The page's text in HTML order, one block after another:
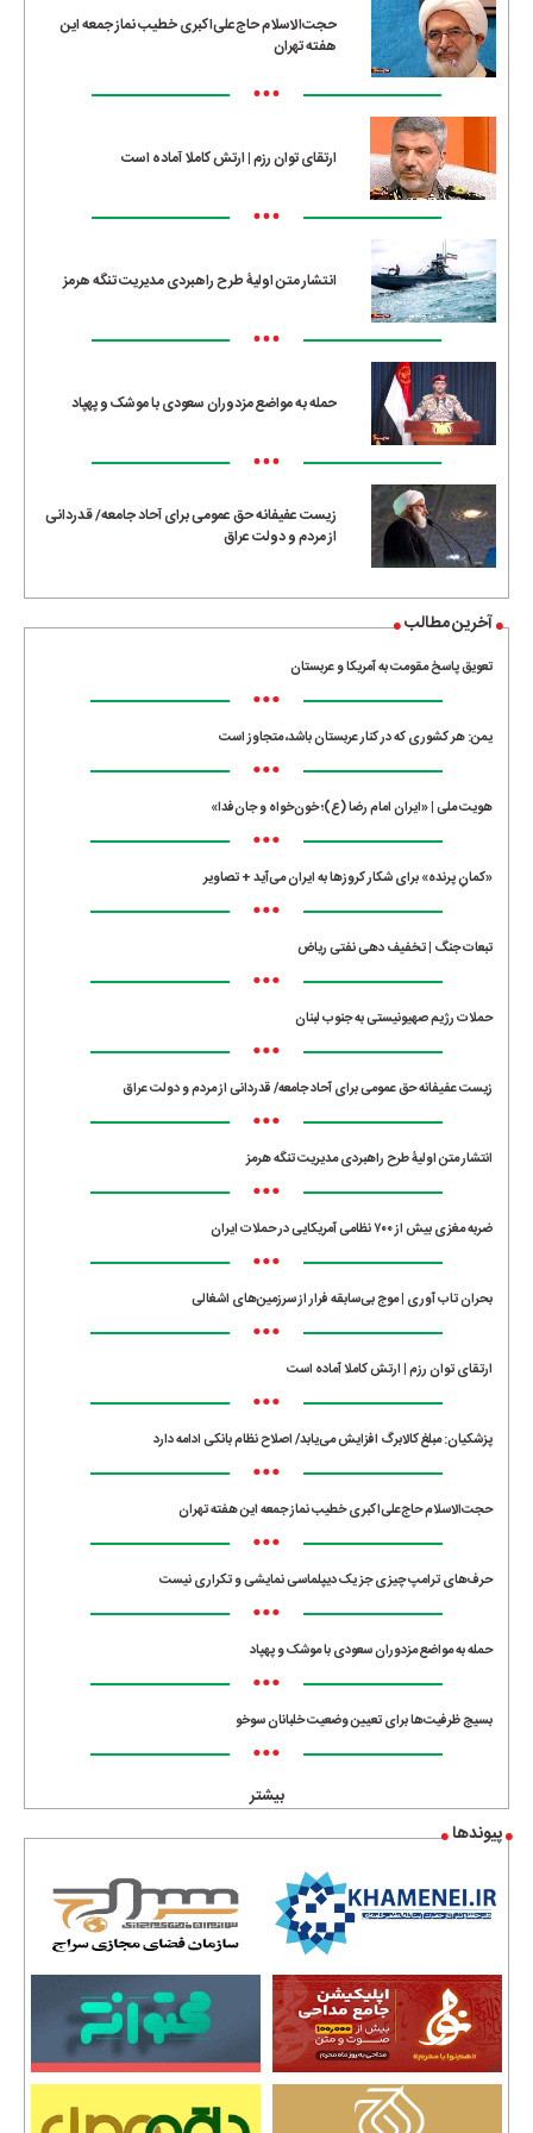
حجت‌الاسلام حاج‌علی‌اکبری خطیب نماز جمعه این
هفته تهران
•••
ارتقای توان رزم | ارتش کاملا آماده است
•••
انتشار متن اولیۀ طرح راهبردی مدیریت تنگه هرمز
•••
حمله به مواضع مزدوران سعودی با موشک و پهپاد
•••
زیست عفیفانه حق عمومی برای آحاد جامعه/ قدردانی
از مردم و دولت عراق
آخرین مطالب
تعویق پاسخ مقومت به آمریکا و عربستان
•••
یمن: هر کشوری که در کنار عربستان باشد، متجاوز است
•••
هویت ملی | «ایران امام رضا (ع)؛ خون‌خواه و جان‌فدا»
•••
«کمانِ پرنده» برای شکار کروزها به ایران می‌آید + تصاویر
•••
تبعات جنگ | تخفیف دهی نفتی ریاض
•••
حملات رژیم صهیونیستی به جنوب لبنان
•••
زیست عفیفانه حق عمومی برای آحاد جامعه/ قدردانی از مردم و دولت عراق
•••
انتشار متن اولیۀ طرح راهبردی مدیریت تنگه هرمز
•••
ضربه مغزی بیش از ۷۰۰ نظامی آمریکایی در حملات ایران
•••
بحران تاب آوری | موج بی‌سابقه فرار از سرزمین‌های اشغالی
•••
ارتقای توان رزم | ارتش کاملا آماده است
•••
پزشکیان: مبلغ کالابرگ افزایش می‌یابد/ اصلاح نظام بانکی ادامه دارد
•••
حجت‌الاسلام حاج‌علی‌اکبری خطیب نماز جمعه این هفته تهران
•••
حرف‌های ترامپ چیزی جز یک دیپلماسی نمایشی و تکراری نیست
•••
حمله به مواضع مزدوران سعودی با موشک و پهپاد
•••
بسیج ظرفیت‌ها برای تعیین وضعیت خلبانان سوخو
•••
بیشتر
پیوندها